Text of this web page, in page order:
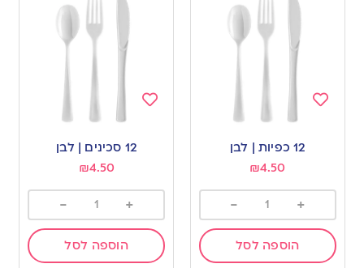
12 כפיות | לבן
₪4.50
+
-
הוספה לסל
12 סכינים | לבן
₪4.50
+
-
הוספה לסל